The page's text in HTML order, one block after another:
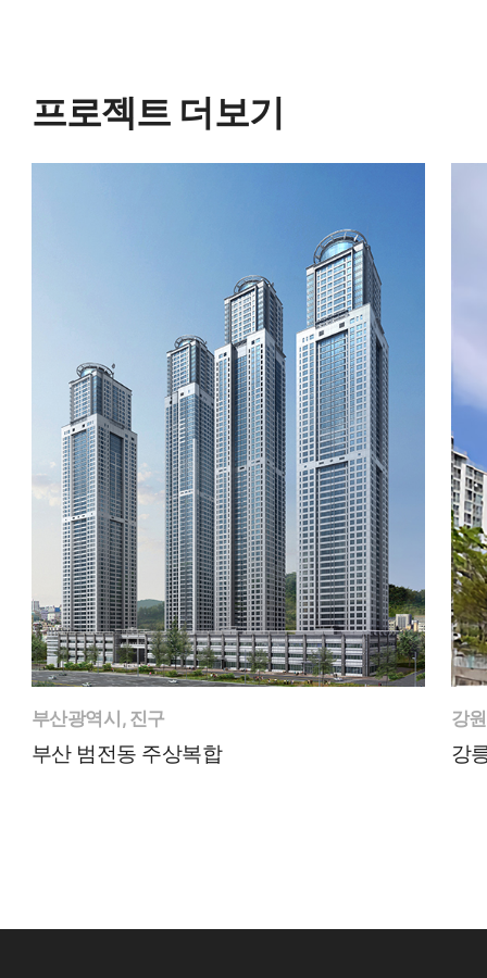
프로젝트 더보기
부산광역시, 진구
부산 범전동 주상복합
강
강